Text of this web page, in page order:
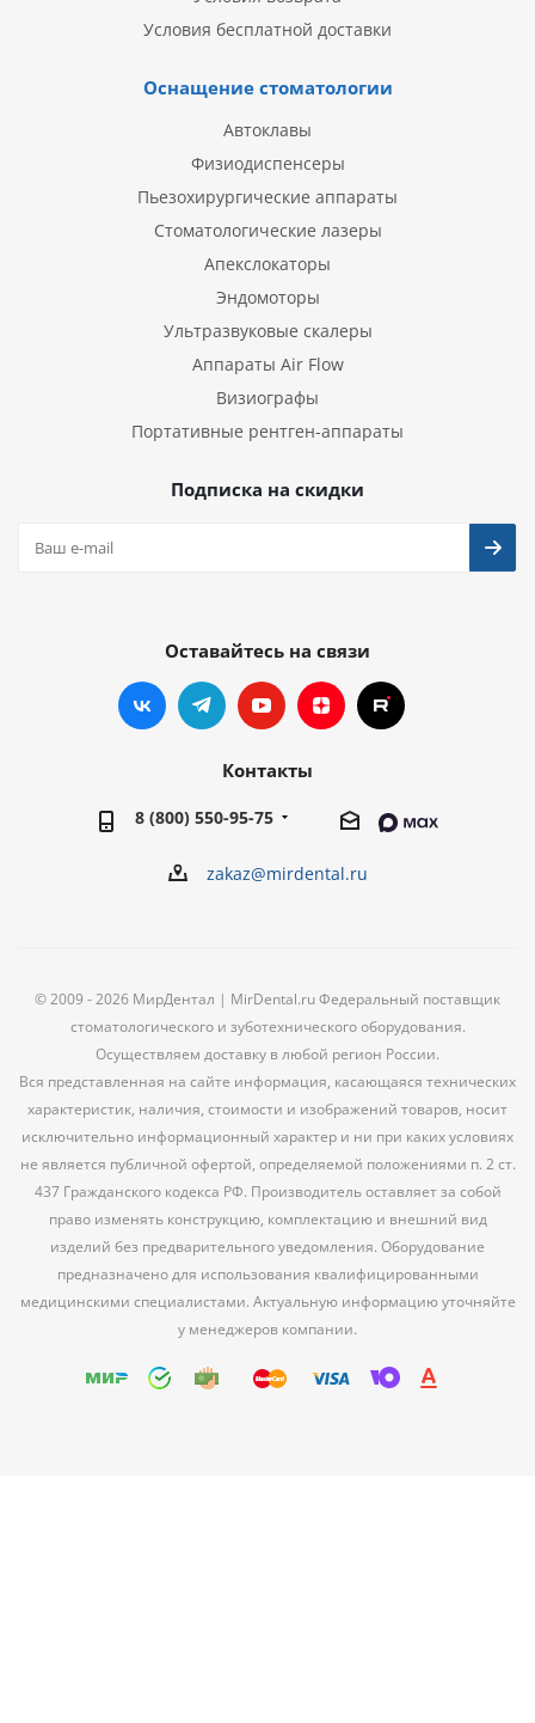
Условия бесплатной доставки
Оснащение стоматологии
Автоклавы
Физиодиспенсеры
Пьезохирургические аппараты
Стоматологические лазеры
Апекслокаторы
Эндомоторы
Ультразвуковые скалеры
Аппараты Air Flow
Визиографы
Портативные рентген-аппараты
Подписка на скидки
Оставайтесь на связи
Контакты
8 (800) 550-95-75
zakaz@mirdental.ru
© 2009 - 2026 МирДентал | MirDental.ru Федеральный поставщик
стоматологического и зуботехнического оборудования.
Осуществляем доставку в любой регион России.
Вся представленная на сайте информация, касающаяся технических
характеристик, наличия, стоимости и изображений товаров, носит
исключительно информационный характер и ни при каких условиях
не является публичной офертой, определяемой положениями п. 2 ст.
437 Гражданского кодекса РФ. Производитель оставляет за собой
право изменять конструкцию, комплектацию и внешний вид
изделий без предварительного уведомления. Оборудование
предназначено для использования квалифицированными
медицинскими специалистами. Актуальную информацию уточняйте
у менеджеров компании.